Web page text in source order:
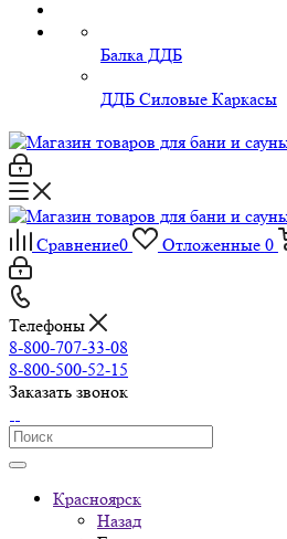
Балка ДДБ
ДДБ Силовые Каркасы
Сравнение0 Отложенные 0
Телефоны
8-800-707-33-08
8-800-500-52-15
Заказать звонок
Красноярск
Назад